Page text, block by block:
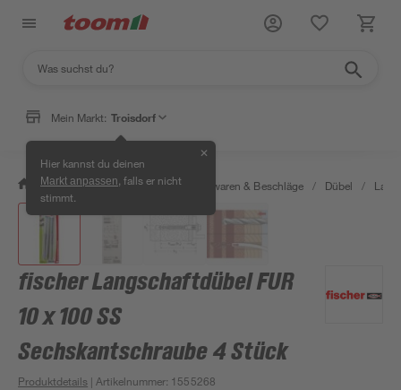
Mein Markt: Troisdorf
Hier kannst du deinen
Markt anpassen , falls er nicht
stimmt.
✕
/ Werkstatt & Maschinen / Eisenwaren & Beschläge / Dübel /
fischer Langschaftdübel FUR
10 x 100 SS
Sechskantschraube 4 Stück
Produktdetails | Artikelnummer: 1555268